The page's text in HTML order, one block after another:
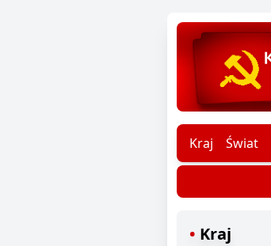
Kraj Świat
Kraj